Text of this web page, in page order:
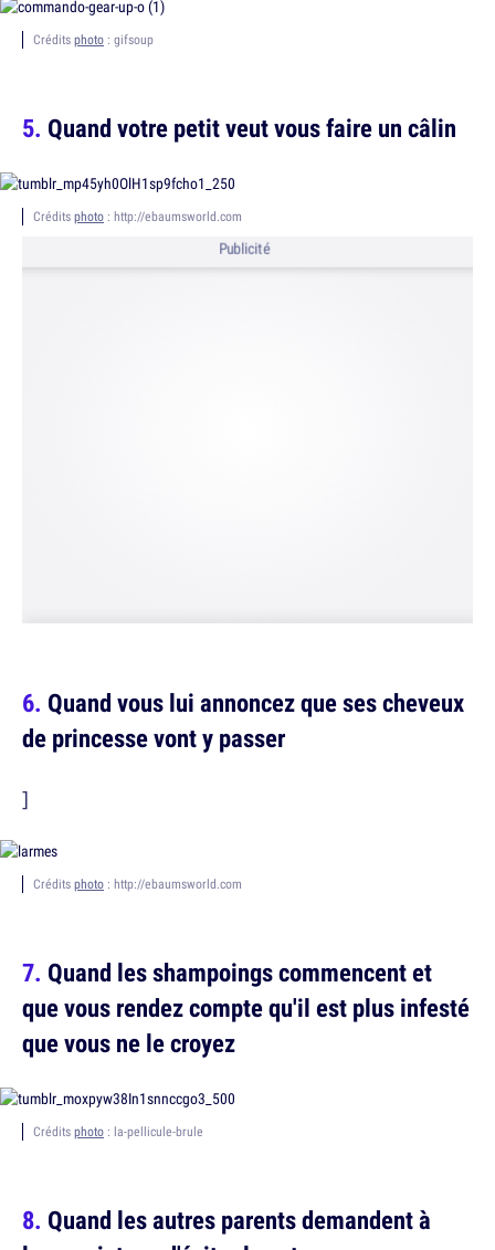
Crédits photo : gifsoup
Quand votre petit veut vous faire un câlin
Crédits photo : http://ebaumsworld.com
Publicité
Quand vous lui annoncez que ses cheveux
de princesse vont y passer
]
Crédits photo : http://ebaumsworld.com
Quand les shampoings commencent et
que vous rendez compte qu'il est plus infesté
que vous ne le croyez
Crédits photo : la-pellicule-brule
Quand les autres parents demandent à